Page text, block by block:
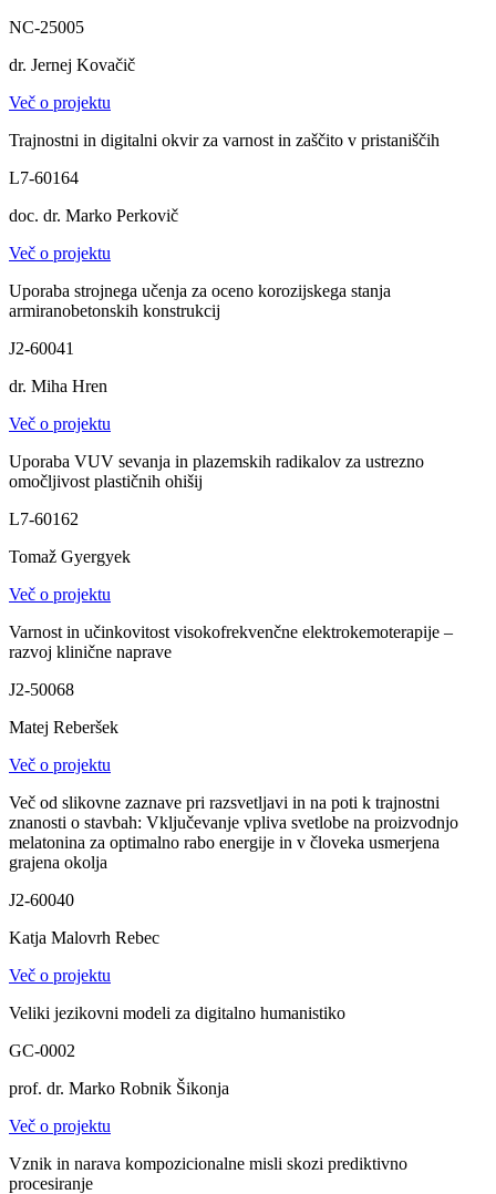
NC-25005
dr. Jernej Kovačič
Več o projektu
Trajnostni in digitalni okvir za varnost in zaščito v pristaniščih
L7-60164
doc. dr. Marko Perkovič
Več o projektu
Uporaba strojnega učenja za oceno korozijskega stanja
armiranobetonskih konstrukcij
J2-60041
dr. Miha Hren
Več o projektu
Uporaba VUV sevanja in plazemskih radikalov za ustrezno
omočljivost plastičnih ohišij
L7-60162
Tomaž Gyergyek
Več o projektu
Varnost in učinkovitost visokofrekvenčne elektrokemoterapije –
razvoj klinične naprave
J2-50068
Matej Reberšek
Več o projektu
Več od slikovne zaznave pri razsvetljavi in na poti k trajnostni
znanosti o stavbah: Vključevanje vpliva svetlobe na proizvodnjo
melatonina za optimalno rabo energije in v človeka usmerjena
grajena okolja
J2-60040
Katja Malovrh Rebec
Več o projektu
Veliki jezikovni modeli za digitalno humanistiko
GC-0002
prof. dr. Marko Robnik Šikonja
Več o projektu
Vznik in narava kompozicionalne misli skozi prediktivno
procesiranje